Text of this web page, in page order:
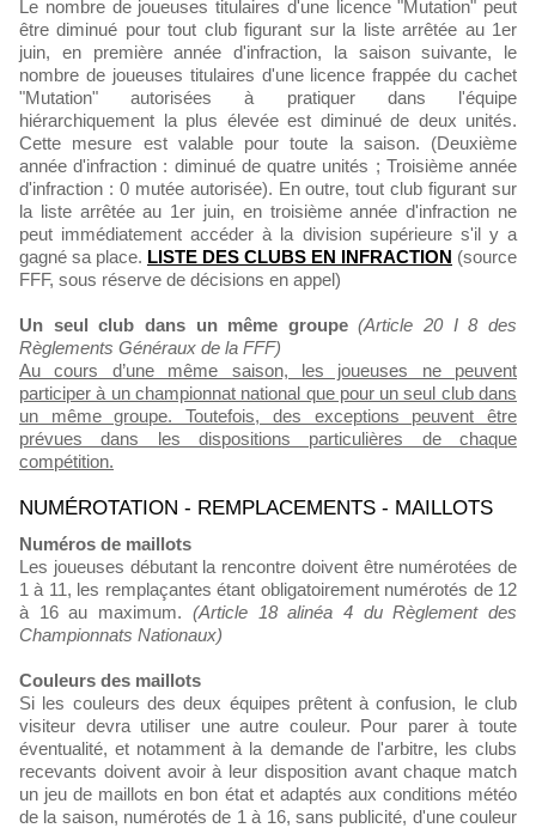
Le nombre de joueuses titulaires d'une licence "Mutation" peut
être diminué pour tout club figurant sur la liste arrêtée au 1er
juin, en première année d'infraction, la saison suivante, le
nombre de joueuses titulaires d'une licence frappée du cachet
"Mutation" autorisées à pratiquer dans l'équipe
hiérarchiquement la plus élevée est diminué de deux unités.
Cette mesure est valable pour toute la saison. (Deuxième
année d'infraction : diminué de quatre unités ; Troisième année
d'infraction : 0 mutée autorisée). En outre, tout club figurant sur
la liste arrêtée au 1er juin, en troisième année d'infraction ne
peut immédiatement accéder à la division supérieure s'il y a
gagné sa place. LISTE DES CLUBS EN INFRACTION (source
FFF, sous réserve de décisions en appel)
Un seul club dans un même groupe (Article 20 I 8 des
Règlements Généraux de la FFF)
Au cours d’une même saison, les joueuses ne peuvent
participer à un championnat national que pour un seul club dans
un même groupe. Toutefois, des exceptions peuvent être
prévues dans les dispositions particulières de chaque
compétition.
NUMÉROTATION - REMPLACEMENTS - MAILLOTS
Numéros de maillots
Les joueuses débutant la rencontre doivent être numérotées de
1 à 11, les remplaçantes étant obligatoirement numérotés de 12
à 16 au maximum. (Article 18 alinéa 4 du Règlement des
Championnats Nationaux)
Couleurs des maillots
Si les couleurs des deux équipes prêtent à confusion, le club
visiteur devra utiliser une autre couleur. Pour parer à toute
éventualité, et notamment à la demande de l'arbitre, les clubs
recevants doivent avoir à leur disposition avant chaque match
un jeu de maillots en bon état et adaptés aux conditions météo
de la saison, numérotés de 1 à 16, sans publicité, d'une couleur